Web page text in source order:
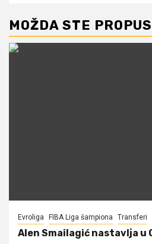
MOŽDA STE
Evroliga FIBA Liga šampiona Transferi
Alen Smailagić nastavlja u